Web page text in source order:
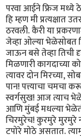
परवा आईने फ्रिज मध्ये
हि म्हण मी प्रत्यक्षात
ठरवली. कैरी या
जेव्हा ओल्या भेळेसोबत
जाऊन बसे तेव्हा तिची
मिळणारी
त्यावर दोन मिरच्या,
पान! पत्त्याचा चमचा
स्वर्गसुख! आज त्याच
आणि मुंबई मधल्या
चिरमुरेच! कुरमुरे मुरमुरे
टपोरे मोठे असतात.